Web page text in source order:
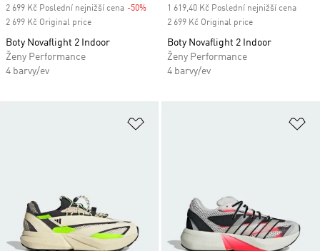
2 699 Kč Poslední nejnižší cena -50% Discount
2 699 Kč Original price
Boty Novaflight 2 Indoor
Ženy Performance
4 barvy/ev
1 619,40 Kč Poslední nejnižší cena
2 699 Kč Original price
Boty Novaflight 2 Indoor
Ženy Performance
4 barvy/ev